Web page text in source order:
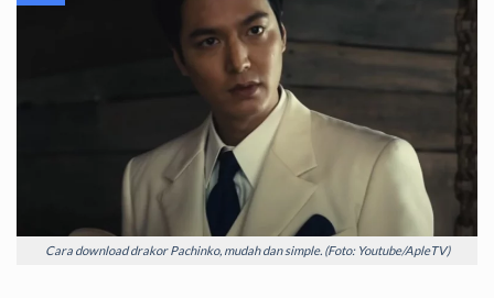
Cara download drakor Pachinko, mudah dan simple. (Foto: Youtube/ApleTV)